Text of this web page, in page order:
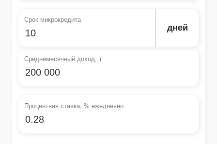
Срок микрокредита
дней
Среднемесячный доход, ₸
Процентная ставка, % ежедневно